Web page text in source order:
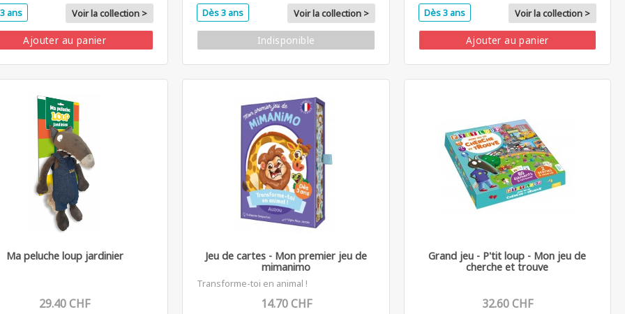
ans Voir la collection >
Ajouter au panier
Dès 3 ans Voir la collection >
Indisponible
Dès 3 ans Voir la collection >
Ajouter au panier
Ma peluche loup jardinier
29.40 CHF
Jeu de cartes - Mon premier jeu de
mimanimo
Transforme-toi en animal !
14.70 CHF
Grand jeu - P'tit loup - Mon jeu de
cherche et trouve
32.60 CHF